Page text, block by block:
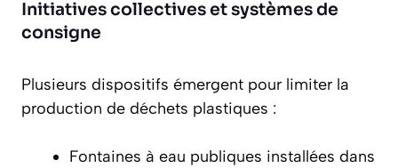
Initiatives collectives et systèmes de
consigne
Plusieurs dispositifs émergent pour limiter la
production de déchets plastiques :
Fontaines à eau publiques installées dans